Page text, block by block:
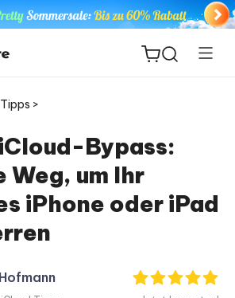
>
Bypass:
Weg, um Ihr
iPhone oder iPad